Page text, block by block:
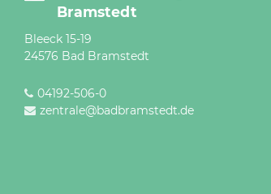
Bramstedt
Bleeck 15-19
24576 Bad Bramstedt
04192-506-0
zentrale@badbramstedt.de